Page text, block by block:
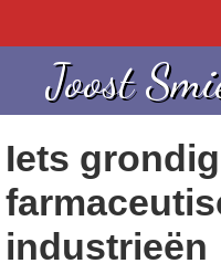
n
g
n
o
c
Joost
Iets
industrieën